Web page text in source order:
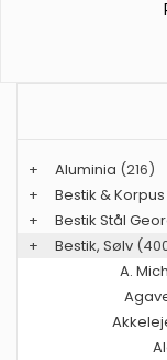
+ Aluminia (216)
+
Bestik &
+
Bestik Stål
+
Bestik, Sølv
A.